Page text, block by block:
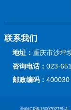
联系我们
地址：重庆市沙坪
咨询电话：023-
邮政编码：400030
©渝ICP备15007027号-4